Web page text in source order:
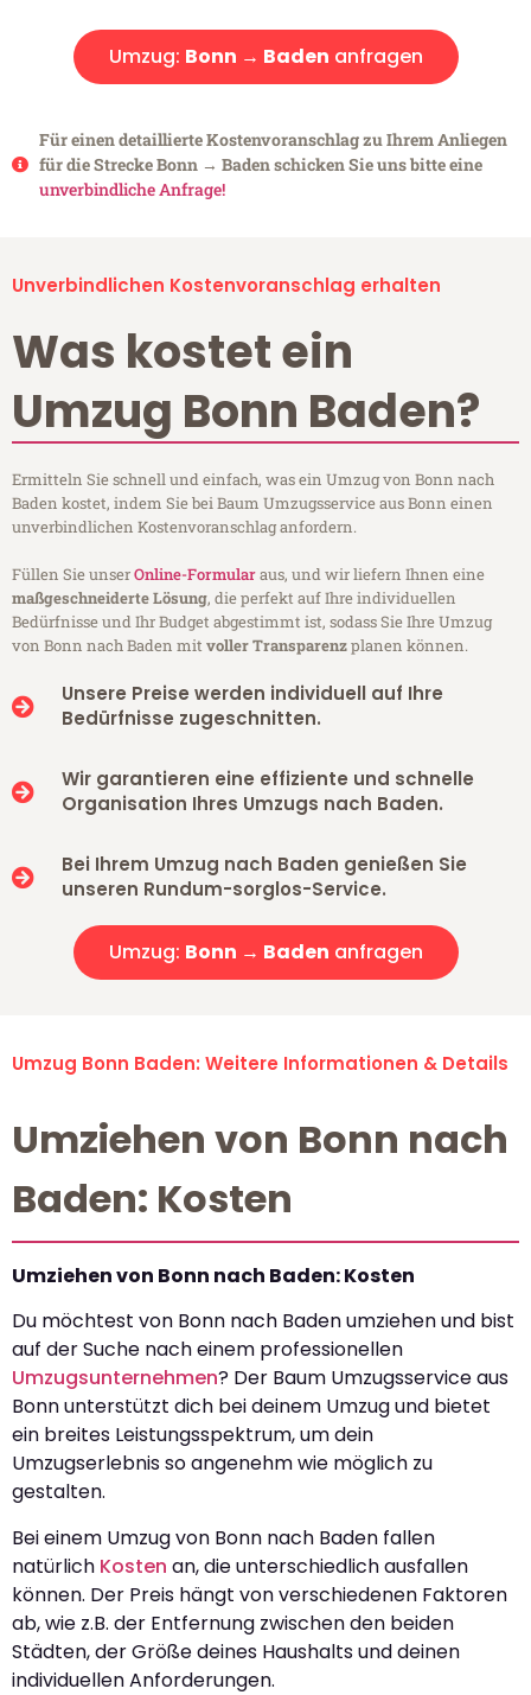
Umzug: Bonn → Baden anfragen
Für einen detaillierte Kostenvoranschlag zu Ihrem Anliegen
für die Strecke Bonn → Baden schicken Sie uns bitte eine
unverbindliche Anfrage!
Unverbindlichen Kostenvoranschlag erhalten
Was kostet ein
Umzug Bonn Baden?
Ermitteln Sie schnell und einfach, was ein Umzug von Bonn nach
Baden kostet, indem Sie bei Baum Umzugsservice aus Bonn einen
unverbindlichen Kostenvoranschlag anfordern.
Füllen Sie unserOnline-Formularaus, und wir liefern Ihnen eine
maßgeschneiderte Lösung, die perfekt auf Ihre individuellen
Bedürfnisse und Ihr Budget abgestimmt ist, sodass Sie Ihre Umzug
von Bonn nach Baden mitvoller Transparenzplanen können.
Unsere Preise werden individuell auf Ihre
Bedürfnisse zugeschnitten.
Wir garantieren eine effiziente und schnelle
Organisation Ihres Umzugs nach Baden.
Bei Ihrem Umzug nach Baden genießen Sie
unseren Rundum-sorglos-Service.
Umzug: Bonn → Baden anfragen
Umzug Bonn Baden: Weitere Informationen & Details
Umziehen von Bonn nach
Baden: Kosten
Umziehen von Bonn nach Baden: Kosten
Du möchtest von Bonn nach Baden umziehen und bist
auf der Suche nach einem professionellen
Umzugsunternehmen? Der Baum Umzugsservice aus
Bonn unterstützt dich bei deinem Umzug und bietet
ein breites Leistungsspektrum, um dein
Umzugserlebnis so angenehm wie möglich zu
gestalten.
Bei einem Umzug von Bonn nach Baden fallen
natürlich Kosten an, die unterschiedlich ausfallen
können. Der Preis hängt von verschiedenen Faktoren
ab, wie z.B. der Entfernung zwischen den beiden
Städten, der Größe deines Haushalts und deinen
individuellen Anforderungen.